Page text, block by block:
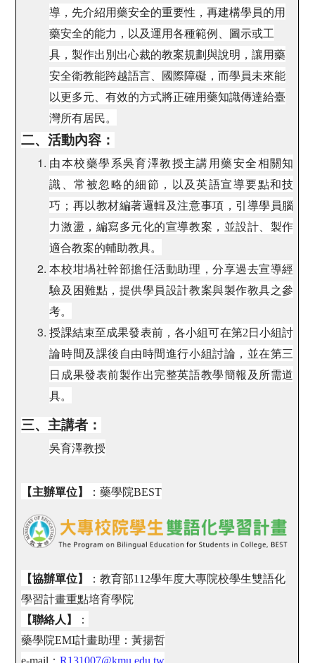
導，先介紹用藥安全的重要性，再建構學員的用
藥安全的能力，以及運用各種範例、圖示或工
具，製作出別出心裁的教案規劃與說明，讓用藥
安全衛教能跨越語言、國際障礙，而學員未來能
以更多元、有效的方式將正確用藥知識傳達給臺
灣所有居民。
二、活動內容：
由本校藥學系吳育澤教授主講用藥安全相關知
識、常被忽略的細節，以及英語宣導要點和技
巧；再以教材編著邏輯及注意事項，引導學員腦
力激盪，編寫多元化的宣導教案，並設計、製作
適合教案的輔助教具。
本校坩堝社幹部擔任活動助理，分享過去宣導經
驗及困難點，提供學員設計教案與製作教具之參
考。
授課結束至成果發表前，各小組可在第2日小組討
論時間及課後自由時間進行小組討論，並在第三
日成果發表前製作出完整英語教學簡報及所需道
具。
三、主講者：
吳育澤教授
【主辦單位】 ：藥學院BEST
【協辦單位】
：教育部112學年度大專院校學生雙語化
學習計畫重點培育學院
【聯絡人】
：
藥學院EMI計畫助理：黃揚哲
e-mail：R131007@kmu.edu.tw